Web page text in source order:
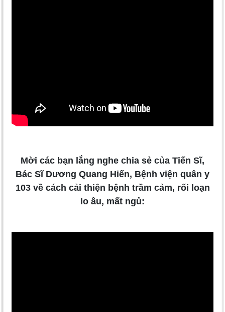
Mời các bạn lắng nghe chia sẻ của Tiến Sĩ,
Bác Sĩ Dương Quang Hiến, Bệnh viện quân y
103 về cách cải thiện bệnh trầm cảm, rối loạn
lo âu, mất ngủ: